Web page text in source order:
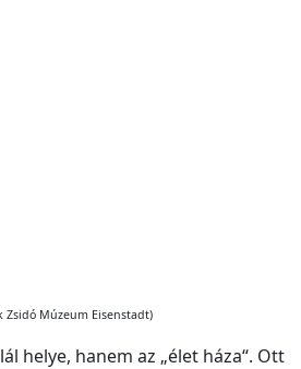
Zsidó Múzeum Eisenstadt)
helye, hanem az „élet háza“. Ott